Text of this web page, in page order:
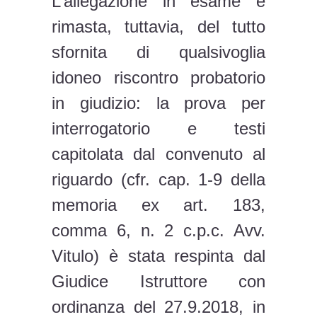
rimasta, tuttavia, del tutto
sfornita di qualsivoglia
idoneo riscontro probatorio
in giudizio: la prova per
interrogatorio e testi
capitolata dal convenuto al
riguardo (cfr. cap. 1-9 della
memoria ex art. 183,
comma 6, n. 2 c.p.c. Avv.
Vitulo) è stata respinta dal
Giudice Istruttore con
ordinanza del 27.9.2018, in